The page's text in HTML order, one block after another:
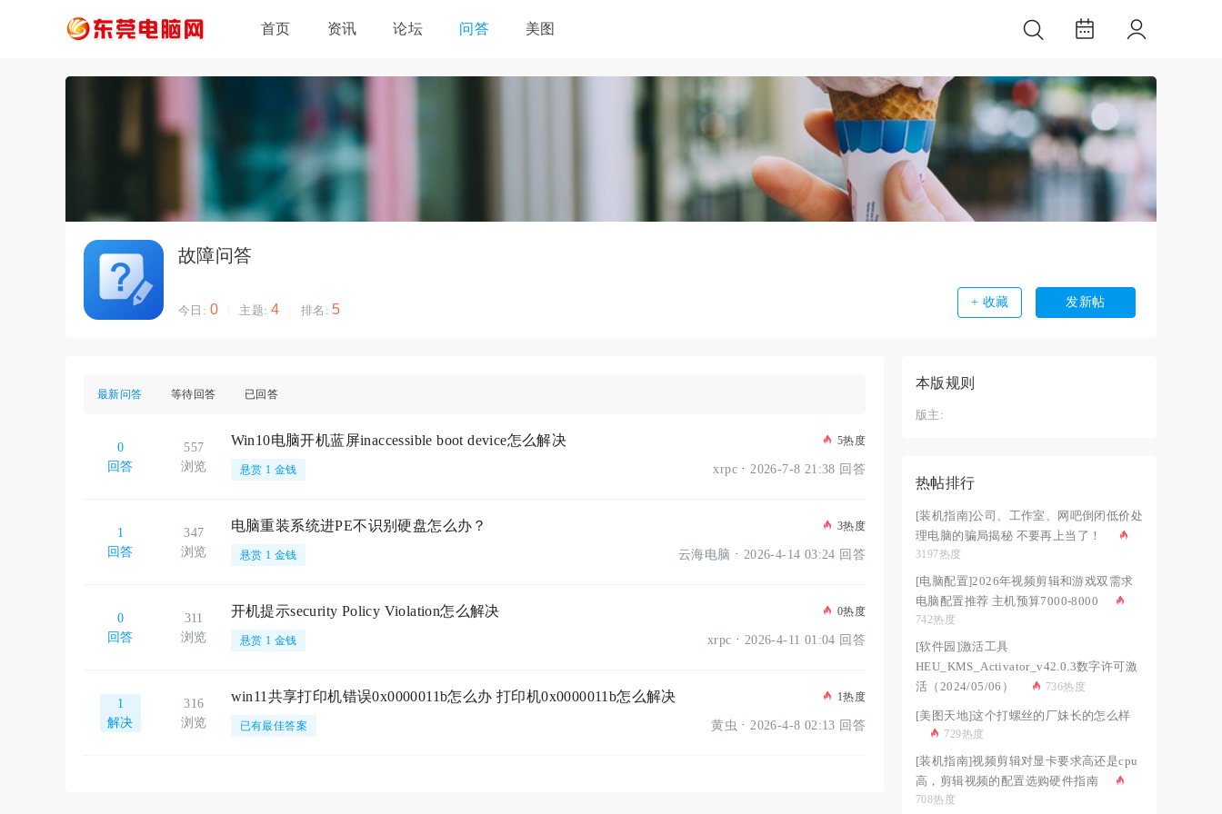
首页 资讯 论坛 问答 美图
故障问答
今日: 0 主题:4 排名: 5 + 收藏 发新帖
最新问答 等待回答 已回答
0
回答
557
浏览
Win10电脑开机蓝屏inaccessible boot device怎么解决 5热度
悬赏 1 金钱 xrpc · 2026-7-8 21:38 回答
1
回答
347
浏览
电脑重装系统进PE不识别硬盘怎么办？ 3热度
悬赏 1 金钱 云海电脑 · 2026-4-14 03:24 回答
0
回答
311
浏览
开机提示security Policy Violation怎么解决 0热度
悬赏 1 金钱 xrpc · 2026-4-11 01:04 回答
1
解决
316
浏览
win11共享打印机错误0x0000011b怎么办 打印机0x0000011b怎么解决 1热度
已有最佳答案 黄虫 · 2026-4-8 02:13 回答
本版规则
版主:
热帖排行
[装机指南]公司、工作室、网吧倒闭低价处
理电脑的骗局揭秘 不要再上当了！
3197热度
[电脑配置]2026年视频剪辑和游戏双需求
电脑配置推荐 主机预算7000-8000
742热度
[软件园]激活工具
HEU_KMS_Activator_v42.0.3数字许可激
活（2024/05/06）
736热度
[美图天地]这个打螺丝的厂妹长的怎么样
729热度
[装机指南]视频剪辑对显卡要求高还是cpu
高，剪辑视频的配置选购硬件指南
708热度